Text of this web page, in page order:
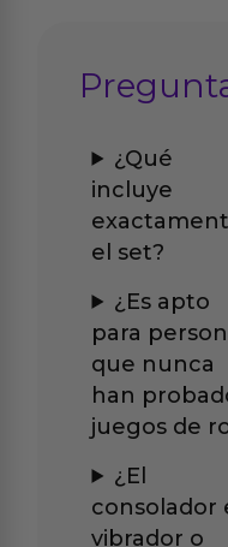
¿Qué
incluye
el set?
¿Es apto
para
que nunca
han
juegos de
¿El
consolador
vibrador o